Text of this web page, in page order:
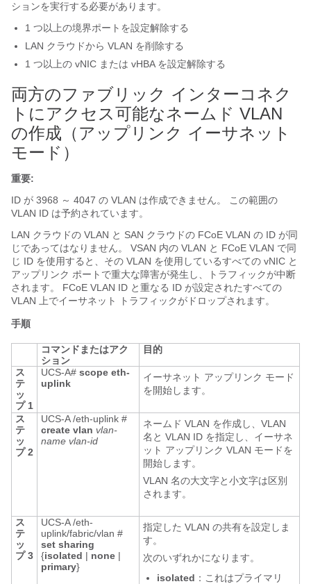
ションを実行する必要があります。
1 つ以上の境界ポートを設定解除する
LAN クラウドから VLAN を削除する
1 つ以上の vNIC または vHBA を設定解除する
両方のファブリック インターコネク
トにアクセス可能なネームド VLAN
の作成（アップリンク イーサネット
モード）
重要:
ID が 3968 ～ 4047 の VLAN は作成できません。 この範囲の
VLAN ID は予約されています。
LAN クラウドの VLAN と SAN クラウドの FCoE VLAN の ID が同
じであってはなりません。 VSAN 内の VLAN と FCoE VLAN で同
じ ID を使用すると、その VLAN を使用しているすべての vNIC と
アップリンク ポートで重大な障害が発生し、トラフィックが中断
されます。 FCoE VLAN ID と重なる ID が設定されたすべての
VLAN 上でイーサネット トラフィックがドロップされます。
手順
コマンドまたはアク
ション
目的
ス
テ
ッ
プ 1
UCS-A# scope eth-
uplink
イーサネット アップリンク モード
を開始します。
ス
テ
ッ
プ 2
UCS-A /eth-uplink #
create vlan vlan-
name vlan-id
ネームド VLAN を作成し、VLAN
名と VLAN ID を指定し、イーサネ
ット アップリンク VLAN モードを
開始します。
VLAN 名の大文字と小文字は区別
されます。
ス
テ
ッ
プ 3
UCS-A /eth-
uplink/fabric/vlan #
set sharing
{isolated | none |
primary}
指定した VLAN の共有を設定しま
す。
次のいずれかになります。
isolated ：これはプライマリ